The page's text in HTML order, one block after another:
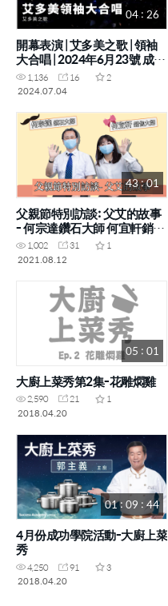
04 : 26
開幕表演 | 艾多美之歌 | 領袖
大合唱 | 2024年6月23號 成功
學院1,136 16
2
2024.07.04
43 : 01
父親節特別訪談: 父艾的故事
- 何宗達鑽石大師 何宜軒銷售
大師1,002 31
1
2021.08.12
05 : 01
大廚上菜秀第2集-花雕燜雞
2,590 21
1
2018.04.20
01 : 09 : 44
4月份成功學院活動-大廚上菜
秀
4,250 91
3
2018.04.20